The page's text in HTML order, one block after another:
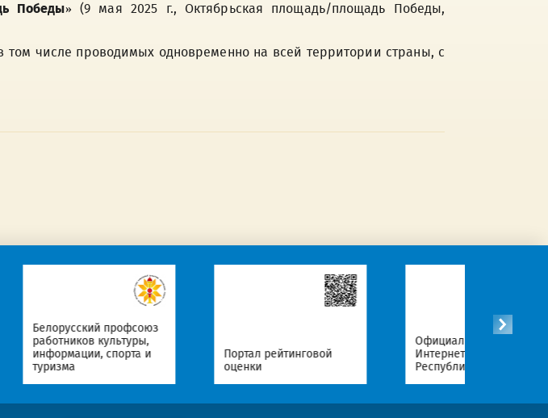
Победы» (9 мая 2025 г., Октябрьская площадь/площадь Победы,
том числе проводимых одновременно на всей территории страны, с
профсоюз
культуры,
спорта и
Портал рейтинговой
Интернет-ресурсы
Республики Беларусь